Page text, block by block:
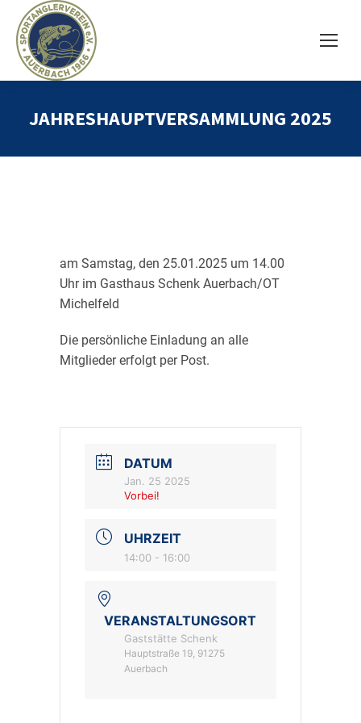
JAHRESHAUPTVERSAMMLUNG 2025
am Samstag, den 25.01.2025 um 14.00
Uhr im Gasthaus Schenk Auerbach/OT
Michelfeld
Die persönliche Einladung an alle
Mitglieder erfolgt per Post.
DATUM
Jan. 25 2025
Vorbei!
UHRZEIT
14:00 - 16:00
VERANSTALTUNGSORT
Gaststätte Schenk
Hauptstraße 19, 91275
Auerbach